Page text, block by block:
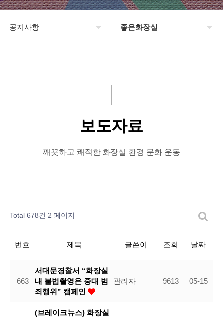
공지사항 좋은화장실
미운화장실
시민이뽑은Best&Worst
보도자료
깨끗하고 쾌적한 화장실 환경 문화 운동
Total 678건 2 페이지
번호 제목 글쓴이 조회 날짜
663
서대문경찰서 “화장실
내 불법촬영은 중대 범
죄행위” 캠페인
관리자 9613 05-15
(브레이크뉴스) 화장실